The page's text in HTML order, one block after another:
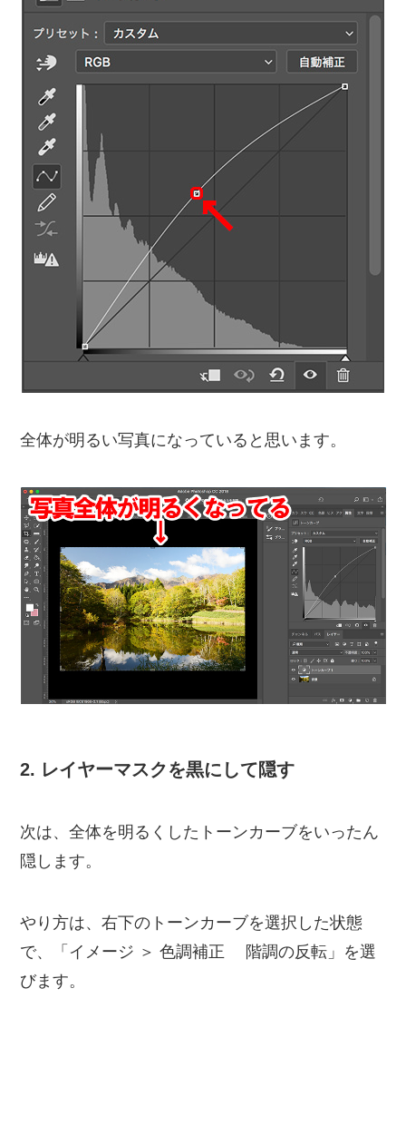
全体が明るい写真になっていると思います。
2. レイヤーマスクを黒にして隠す
次は、全体を明るくしたトーンカーブをいったん
隠します。
やり方は、右下のトーンカーブを選択した状態
で、「イメージ ＞ 色調補正 階調の反転」を選
びます。